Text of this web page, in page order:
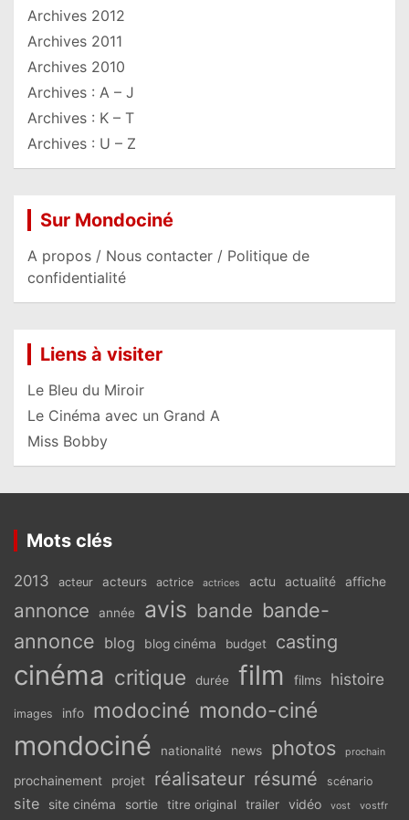
Archives 2012
Archives 2011
Archives 2010
Archives : A – J
Archives : K – T
Archives : U – Z
Sur Mondociné
A propos / Nous contacter / Politique de
confidentialité
Liens à visiter
Le Bleu du Miroir
Le Cinéma avec un Grand A
Miss Bobby
Mots clés
2013 acteur acteurs actrice actrices actu actualité affiche
annonce année avis bande bande-
annonce blog blog cinéma budget casting
cinéma critique durée film films histoire
images info modociné mondo-ciné
mondociné nationalité news photos prochain
prochainement projet réalisateur résumé scénario
site site cinéma sortie titre original trailer vidéo vost vostfr